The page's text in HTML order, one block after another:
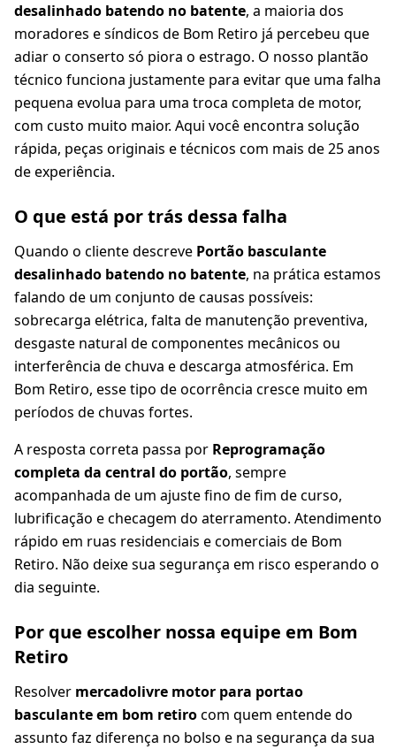
desalinhado batendo no batente, a maioria dos
moradores e síndicos de Bom Retiro já percebeu que
adiar o conserto só piora o estrago. O nosso plantão
técnico funciona justamente para evitar que uma falha
pequena evolua para uma troca completa de motor,
com custo muito maior. Aqui você encontra solução
rápida, peças originais e técnicos com mais de 25 anos
de experiência.
O que está por trás dessa falha
Quando o cliente descreve Portão basculante
desalinhado batendo no batente, na prática estamos
falando de um conjunto de causas possíveis:
sobrecarga elétrica, falta de manutenção preventiva,
desgaste natural de componentes mecânicos ou
interferência de chuva e descarga atmosférica. Em
Bom Retiro, esse tipo de ocorrência cresce muito em
períodos de chuvas fortes.
A resposta correta passa por Reprogramação
completa da central do portão, sempre
acompanhada de um ajuste fino de fim de curso,
lubrificação e checagem do aterramento. Atendimento
rápido em ruas residenciais e comerciais de Bom
Retiro. Não deixe sua segurança em risco esperando o
dia seguinte.
Por que escolher nossa equipe em Bom
Retiro
Resolver mercadolivre motor para portao
basculante em bom retirocom quem entende do
assunto faz diferença no bolso e na segurança da sua